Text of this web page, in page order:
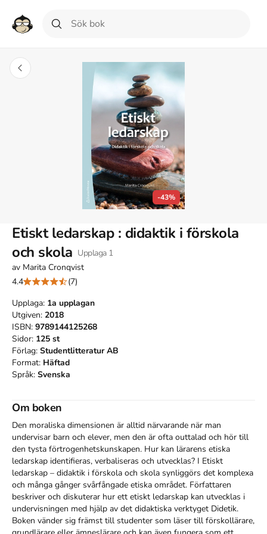
-43%
Etiskt ledarskap : didaktik i förskola
och skola Upplaga 1
av Marita Cronqvist
4.4
(7)
Upplaga: 1a upplagan
Utgiven: 2018
ISBN: 9789144125268
Sidor: 125 st
Förlag: Studentlitteratur AB
Format: Häftad
Språk: Svenska
Om boken
Den moraliska dimensionen är alltid närvarande när man
undervisar barn och elever, men den är ofta outtalad och hör till
den tysta förtrogenhetskunskapen. Hur kan lärarens etiska
ledarskap identifieras, verbaliseras och utvecklas? I Etiskt
ledarskap – didaktik i förskola och skola synliggörs det komplexa
och många gånger svårfångade etiska området. Författaren
beskriver och diskuterar hur ett etiskt ledarskap kan utvecklas i
undervisningen med hjälp av det didaktiska verktyget Didetik.
Boken vänder sig främst till studenter som läser till förskollärare,